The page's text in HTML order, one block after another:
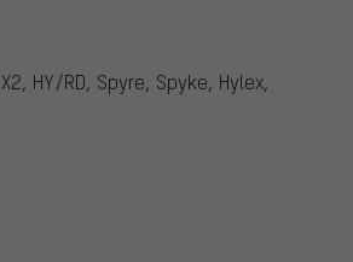
HY/RD, Spyre, Spyke, Hylex,